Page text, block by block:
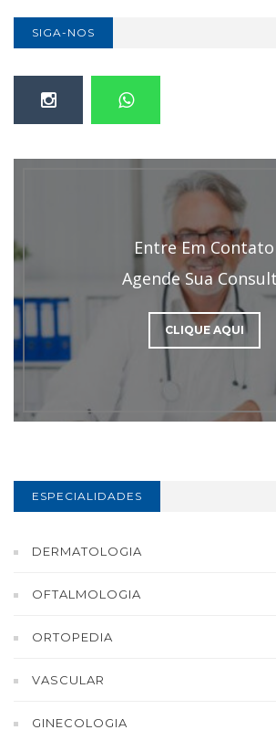
SIGA-NOS
Entre Em Contato
Agende Sua
CLIQUE AQUI
ESPECIALIDADES
DERMATOLOGIA
OFTALMOLOGIA
ORTOPEDIA
VASCULAR
GINECOLOGIA